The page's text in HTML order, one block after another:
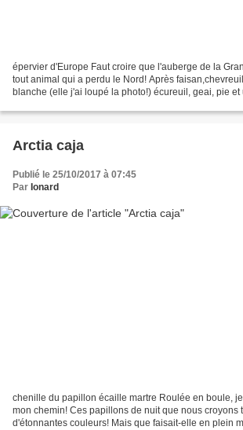
épervier d'Europe Faut croire que l'auberge de la
tout animal qui a perdu le Nord! Après
blanche (elle j'ai loupé la photo!) écureuil, geai, pie
Arctia caja
Publié le 25/10/2017 à 07:45
Par Ionard
chenille du papillon écaille martre Roulée en boule,
mon chemin! Ces papillons de nuit que nous croyons
d'étonnantes couleurs! Mais que faisait-elle en plein